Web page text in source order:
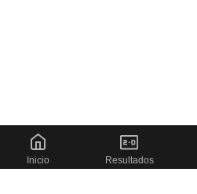
Inicio Resultados